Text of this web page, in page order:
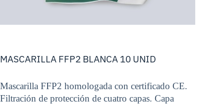
MASCARILLA FFP2 BLANCA 10 UNID
Mascarilla FFP2 homologada con certificado CE.
Filtración de protección de cuatro capas. Capa